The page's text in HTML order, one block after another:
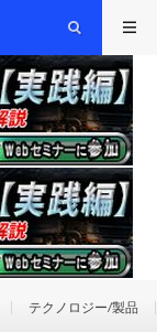
テクノロジー/製品